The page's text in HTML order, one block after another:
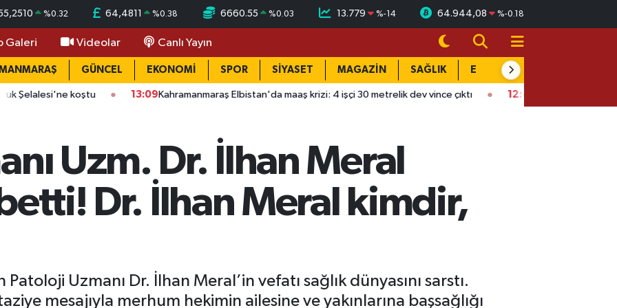
%0.32 64,4811 %0.38 6660.55 %0.03 13.779 %-14 64.944,08 %-0.18
Galeri Videolar Canlı Yayın
GÜNCEL EKONOMİ SPOR SİYASET MAGAZİN SAĞLIK EĞİTİM
koştu 13:09 Kahramanmaraş Elbistan'da maaş krizi: 4 işçi 30 metrelik dev vince çıktı 12:43 Kırıkkale'de filmleri aratmayan
Uzm. Dr. İlhan Meral
Dr. İlhan Meral kimdir,
Uzmanı Dr. İlhan Meral’in vefatı sağlık dünyasını sarstı.
mesajıyla merhum hekimin ailesine ve yakınlarına başsağlığı